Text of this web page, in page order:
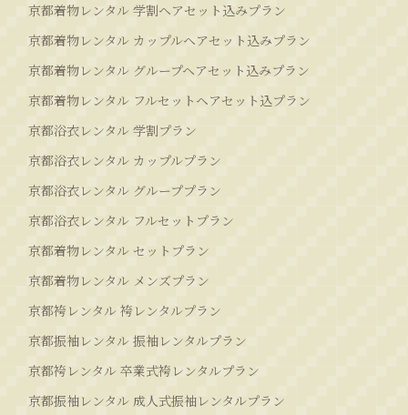
京都着物レンタル 学割ヘアセット込みプラン
京都着物レンタル カップルヘアセット込みプラン
京都着物レンタル グループヘアセット込みプラン
京都着物レンタル フルセットヘアセット込プラン
京都浴衣レンタル 学割プラン
京都浴衣レンタル カップルプラン
京都浴衣レンタル グループプラン
京都浴衣レンタル フルセットプラン
京都着物レンタル セットプラン
京都着物レンタル メンズプラン
京都袴レンタル 袴レンタルプラン
京都振袖レンタル 振袖レンタルプラン
京都袴レンタル 卒業式袴レンタルプラン
京都振袖レンタル 成人式振袖レンタルプラン